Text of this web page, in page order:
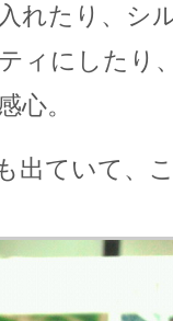
れたり、シ
ィにしたり
心。
出ていて、